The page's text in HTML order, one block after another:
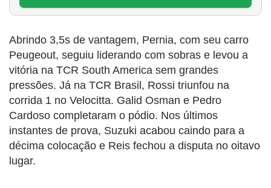
Abrindo 3,5s de vantagem, Pernia, com seu carro
Peugeout, seguiu liderando com sobras e levou a
vitória na TCR South America sem grandes
pressões. Já na TCR Brasil, Rossi triunfou na
corrida 1 no Velocitta. Galid Osman e Pedro
Cardoso completaram o pódio. Nos últimos
instantes de prova, Suzuki acabou caindo para a
décima colocação e Reis fechou a disputa no oitavo
lugar.